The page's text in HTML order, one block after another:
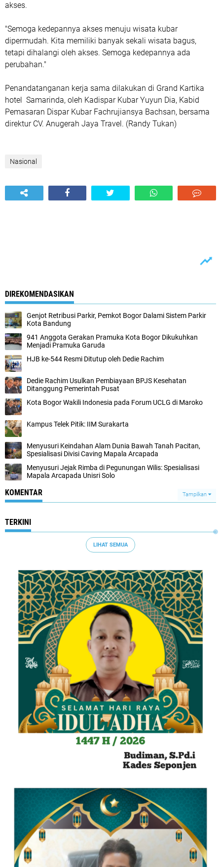
akses.
"Semoga kedepannya akses menuju wisata kubar
dipermudah. Kita memiliki banyak sekali wisata bagus,
tetapi dihalangi oleh akses. Semoga kedepannya ada
perubahan."
Penandatanganan kerja sama dilakukan di Grand Kartika
hotel Samarinda, oleh Kadispar Kubar Yuyun Dia, Kabid
Pemasaran Dispar Kubar Fachrujiansya Bachsan, bersama
direktur CV. Anugerah Jaya Travel. (Randy Tukan)
Nasional
DIREKOMENDASIKAN
Genjot Retribusi Parkir, Pemkot Bogor Dalami Sistem Parkir
Kota Bandung
941 Anggota Gerakan Pramuka Kota Bogor Dikukuhkan
Menjadi Pramuka Garuda
HJB ke-544 Resmi Ditutup oleh Dedie Rachim
Dedie Rachim Usulkan Pembiayaan BPJS Kesehatan
Ditanggung Pemerintah Pusat
Kota Bogor Wakili Indonesia pada Forum UCLG di Maroko
Kampus Telek Pitik: IIM Surakarta
Menyusuri Keindahan Alam Dunia Bawah Tanah Pacitan,
Spesialisasi Divisi Caving Mapala Arcapada
Menyusuri Jejak Rimba di Pegunungan Wilis: Spesialisasi
Mapala Arcapada Unisri Solo
KOMENTAR Tampilkan
TERKINI
LIHAT SEMUA